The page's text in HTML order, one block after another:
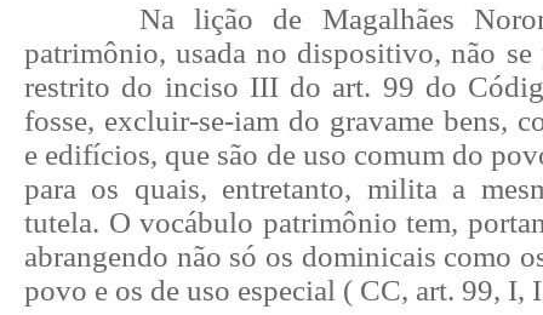
Na lição de Magalhães
patrimônio, usada no dispositivo, não
restrito do inciso III do art. 99 do
fosse, excluir-se-iam do gravame bens,
e edifícios, que são de uso comum do
para os quais, entretanto, milita a
tutela. O vocábulo patrimônio tem,
abrangendo não só os dominicais como
povo e os de uso especial ( CC, art. 99, I,